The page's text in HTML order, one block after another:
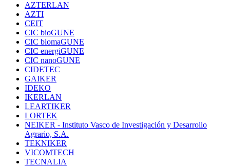
AZTERLAN
AZTI
CEIT
CIC bioGUNE
CIC biomaGUNE
CIC energiGUNE
CIC nanoGUNE
CIDETEC
GAIKER
IDEKO
IKERLAN
LEARTIKER
LORTEK
NEIKER - Instituto Vasco de Investigación y Desarrollo
Agrario, S.A.
TEKNIKER
VICOMTECH
TECNALIA